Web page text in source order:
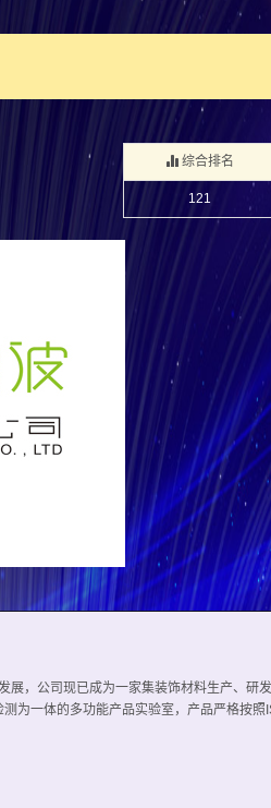
综合排名
121
，公司现已成为一家集装饰材料生产、研
为一体的多功能产品实验室，产品严格按照